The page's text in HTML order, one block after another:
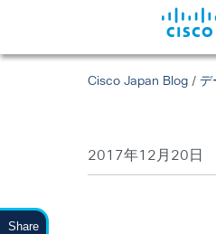
Share
Cisco Japan Blog /デ
2017年12月20日